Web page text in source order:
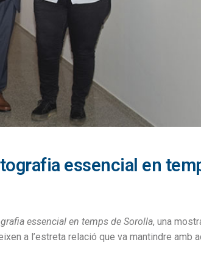
essencial en
essencial en temps de Sorolla, una
a l’estreta relació que va mantindre amb